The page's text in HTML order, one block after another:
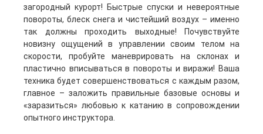
загородный курорт! Быстрые спуски и невероятные
повороты, блеск снега и чистейший воздух – именно
так должны проходить выходные! Почувствуйте
новизну ощущений в управлении своим телом на
скорости, пробуйте маневрировать на склонах и
пластично вписываться в повороты и виражи! Ваша
техника будет совершенствоваться с каждым разом,
главное – заложить правильные базовые основы и
«заразиться» любовью к катанию в сопровождении
опытного инструктора.